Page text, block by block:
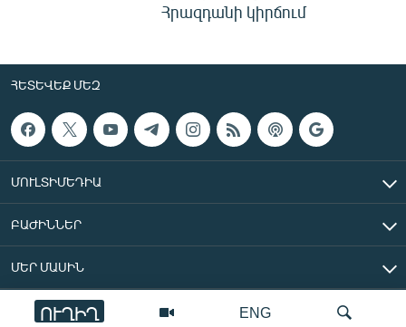
ENG
ՈՒՂԻՂ
Հրազդանի կիրճում
ՀԵՏԵՎԵՔ ՄԵԶ
ՄՈՒԼՏԻՄԵԴԻԱ
ԲԱԺԻՆՆԵՐ
ՄԵՐ ՄԱՍԻՆ
«Ազատ Եվրոպա/Ազատություն» ռադիոկայան © 2026